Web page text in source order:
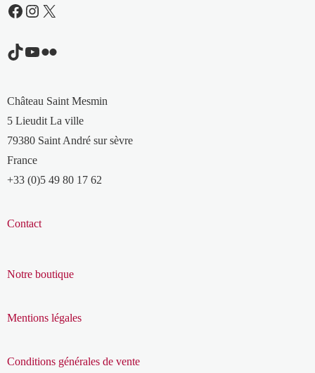
Facebook
Instagram
X
TikTok
YouTube
Flickr
Château Saint Mesmin
5 Lieudit La ville
79380 Saint André sur sèvre
France
+33 (0)5 49 80 17 62
Contact
Notre boutique
Mentions légales
Conditions générales de vente